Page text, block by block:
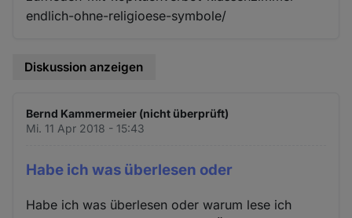
endlich-ohne-religioese-symbole/
Diskussion anzeigen
Bernd Kammermeier (nicht überprüft)
Mi. 11 Apr 2018 - 15:43
Habe ich was überlesen oder
Habe ich was überlesen oder warum lese ich